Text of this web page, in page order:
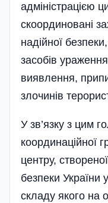
адміністрацією
скоординовані
надійної
засобів
виявлення,
злочинів
У зв’язку з цим
координаційної
центру,
безпеки України
складу якого на